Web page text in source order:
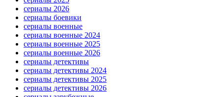
сериалы 2026
сериалы боевики
сериалы военные
сериалы военные 2024
сериалы военные 2025
сериалы военные 2026
сериалы детективы
сериалы детективы 2024
сериалы детективы 2025
сериалы детективы 2026